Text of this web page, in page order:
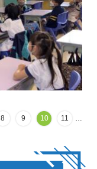
…
8 9 10 11